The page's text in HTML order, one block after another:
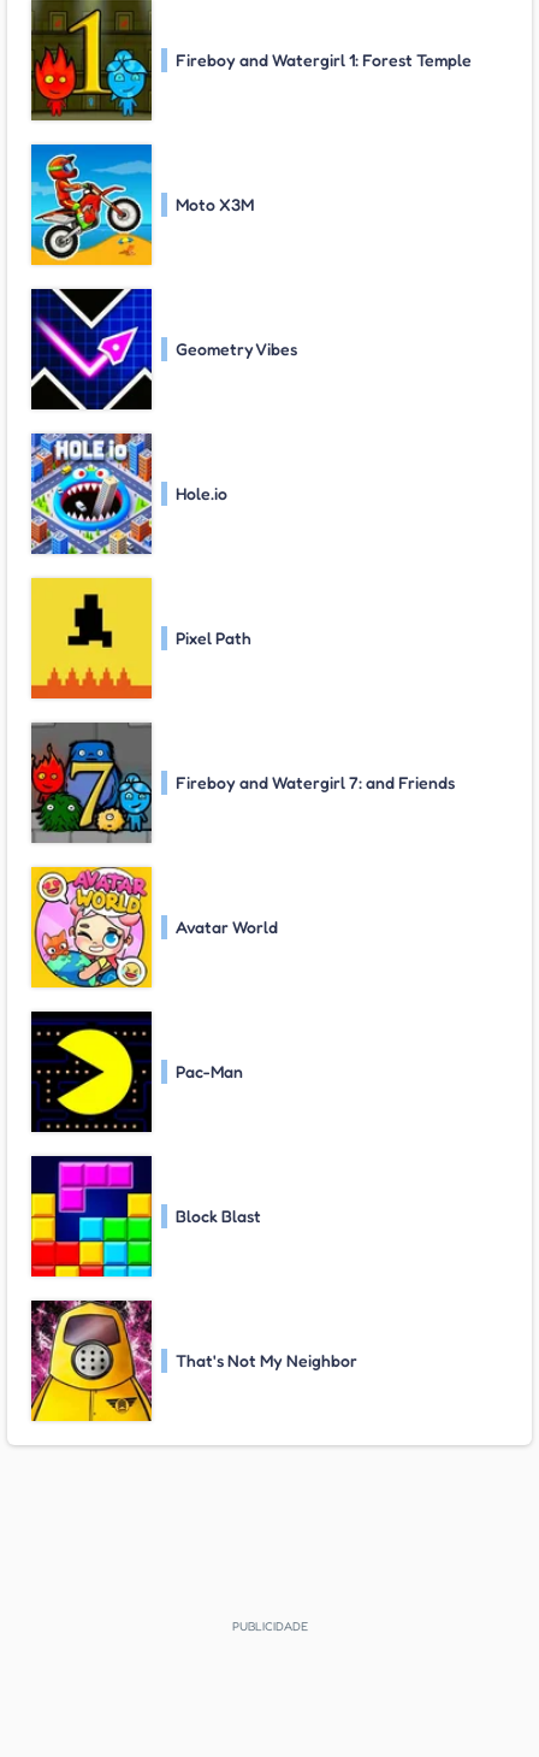
Fireboy and Watergirl 1: Forest Temple
Moto X3M
Geometry Vibes
Hole.io
Pixel Path
Fireboy and Watergirl 7: and Friends
Avatar World
Pac-Man
Block Blast
That's Not My Neighbor